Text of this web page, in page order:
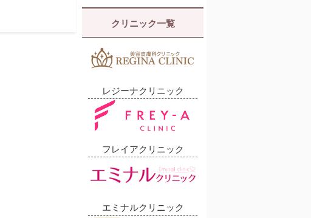
クリニック一覧
レジーナクリニック
フレイアクリニック
エミナルクリニック